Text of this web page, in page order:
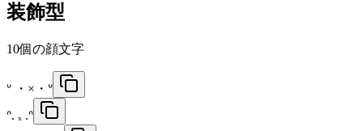
装飾型
10個の顔文字
ᐡ ・×・ᐡ
ᐢ. ₓ .ᐢ